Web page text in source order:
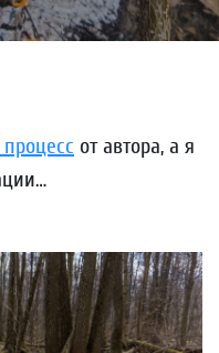
от автора, а я